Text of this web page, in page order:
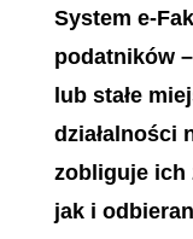
System e-
podatników
lub stałe
działalności
zobliguje ich
jak i